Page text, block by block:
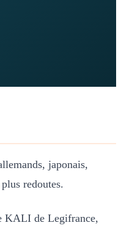
japonais,
redoutes.
KALI de Legifrance,